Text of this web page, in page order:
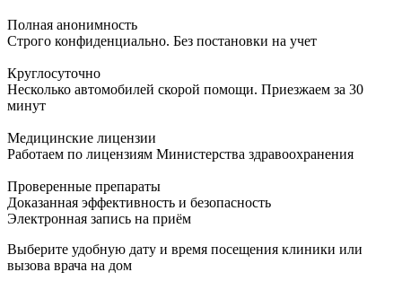
Полная анонимность
Строго конфиденциально. Без постановки на учет
Круглосуточно
Несколько автомобилей скорой помощи. Приезжаем за 30
минут
Медицинские лицензии
Работаем по лицензиям Министерства здравоохранения
Проверенные препараты
Доказанная эффективность и безопасность
Электронная запись на приём
Выберите удобную дату и время посещения клиники или
вызова врача на дом